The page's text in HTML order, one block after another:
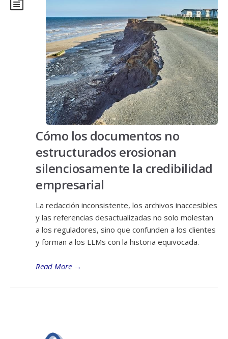
Cómo los documentos no
estructurados erosionan
silenciosamente la credibilidad
empresarial
La redacción inconsistente, los archivos inaccesibles
y las referencias desactualizadas no solo molestan
a los reguladores, sino que confunden a los clientes
y forman a los LLMs con la historia equivocada.
Read More →